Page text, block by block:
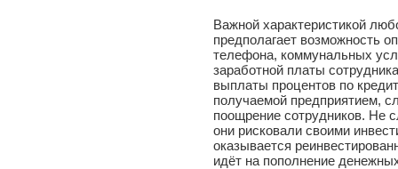
Важной характеристикой
предполагает возможность
телефона, коммунальных
заработной платы
выплаты процентов по
получаемой предприятием,
поощрение сотрудников. Не
они рисковали своими
оказывается
идёт на пополнение